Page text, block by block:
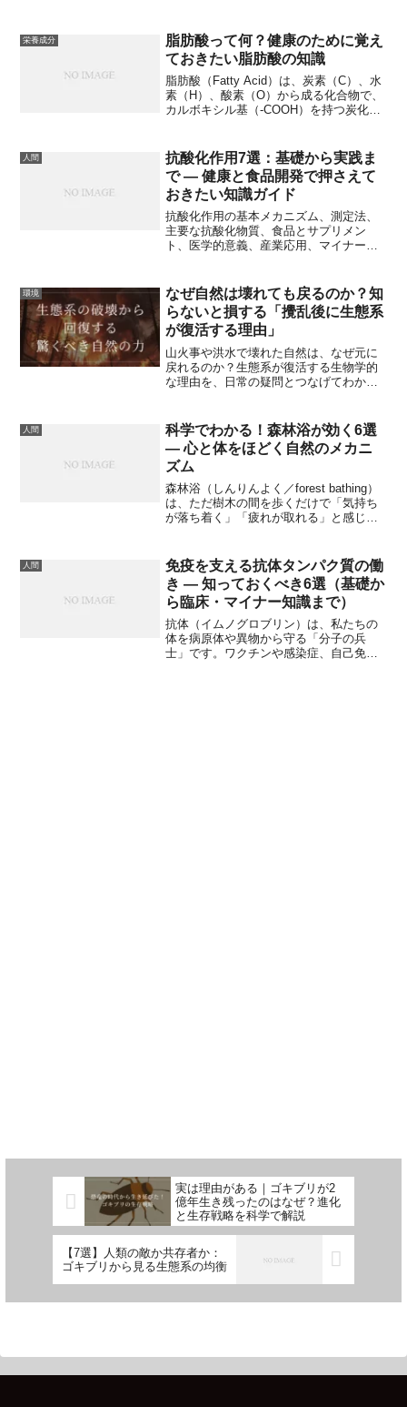
栄養成分
脂肪酸って何？健康のために覚え
ておきたい脂肪酸の知識
脂肪酸（Fatty Acid）は、炭素（C）、水
素（H）、酸素（O）から成る化合物で、
カルボキシル基（-COOH）を持つ炭化水
記事では、脂肪酸の化学的性質や体内で
の化学反応、さらに健康や環境への影響
について深掘りしていきます。
人間
抗酸化作用7選：基礎から実践ま
で — 健康と食品開発で押さえて
おきたい知識ガイド
抗酸化作用の基本メカニズム、測定法、
主要な抗酸化物質、食品とサプリメン
ト、医学的意義、産業応用、マイナーな
バイスを交えて解説します。
環境
なぜ自然は壊れても戻るのか？知
らないと損する「攪乱後に生態系
が復活する理由」
山火事や洪水で壊れた自然は、なぜ元に
戻れるのか？生態系が復活する生物学的
な理由を、日常の疑問とつなげてわかり
人間
科学でわかる！森林浴が効く6選
— 心と体をほどく自然のメカニ
ズム
森林浴（しんりんよく／forest bathing）
は、ただ樹木の間を歩くだけで「気持ち
が落ち着く」「疲れが取れる」と感じる
学・環境科学の観点から多くの研究が行
われています。本記事では「なぜ森林浴
がリラックスにつながるのか」を、科学
的エビデンスと理論を交えてわかりやす
く解説します。専門用語は補足説明を入
れ、箇条書きや図解的な文章で読みやす
くまとめます。研究の限界や注意点、実
践のコツまで網羅していますので、科学
人間
免疫を支える抗体タンパク質の働
き — 知っておくべき6選（基礎か
ら臨床・マイナー知識まで）
抗体（イムノグロブリン）は、私たちの
体を病原体や異物から守る「分子の兵
士」です。ワクチンや感染症、自己免疫
実は理由がある｜ゴキブリが2
億年生き残ったのはなぜ？進化
と生存戦略を科学で解説
【7選】人類の敵か共存者か：
ゴキブリから見る生態系の均衡